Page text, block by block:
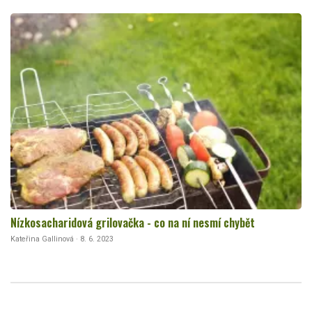
Nízkosacharidová grilovačka - co na ní nesmí chybět
Kateřina Gallinová · 8. 6. 2023